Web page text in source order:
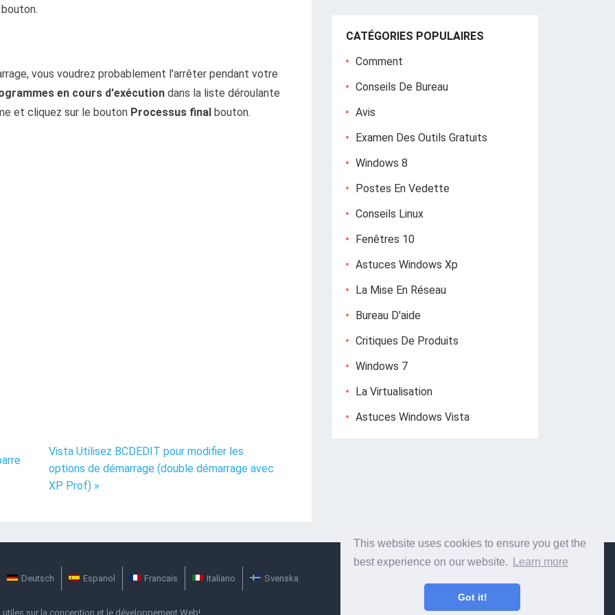
This website uses cookies to ensure you get the
best experience on our website.
Learn more
Got it!
vous voudrez probablement l'arrêter pendant votre
en cours d'exécution dans la liste déroulante
et cliquez sur le bouton Processus final bouton.
Vista Utilisez BCDEDIT pour modifier les
options de démarrage (double démarrage avec
XP Prof) »
CATÉGORIES POPULAIRES
Comment
Conseils De Bureau
Avis
Examen Des Outils Gratuits
Windows 8
Postes En Vedette
Conseils Linux
Fenêtres 10
Astuces Windows Xp
La Mise En Réseau
Bureau D'aide
Critiques De Produits
Windows 7
La Virtualisation
Astuces Windows Vista
Deutsch Espanol Francais Italiano Svenska
sur la conception et le développement Web!